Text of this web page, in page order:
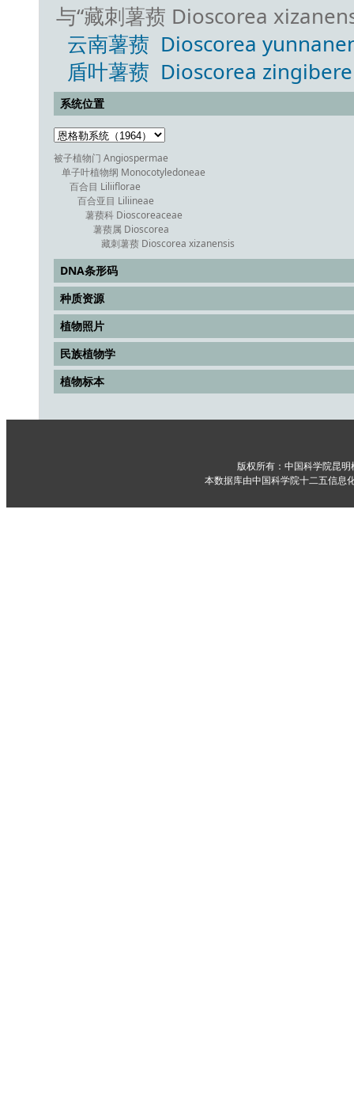
与“藏刺薯蓣 Dioscorea
云南薯蓣 Dioscorea
盾叶薯蓣 Dioscorea
系统位置
被子植物门 Angiospermae
单子叶植物纲 Monocotyledoneae
百合目 Liliiflorae
百合亚目 Liliineae
薯蓣科 Dioscoreaceae
薯蓣属 Dioscorea
藏刺薯蓣 Dioscorea xizanensis
DNA条形码
种质资源
植物照片
民族植物学
植物标本
版权所有：中国科学院昆
本数据库由中国科学院十二五信息